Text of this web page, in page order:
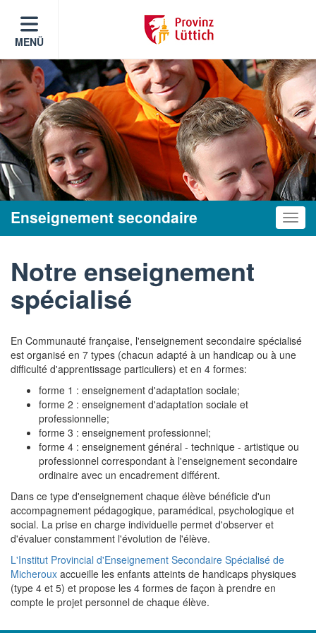
MENÜ
Enseignement secondaire
Notre enseignement
spécialisé
En Communauté française, l'enseignement secondaire spécialisé
est organisé en 7 types (chacun adapté à un handicap ou à une
difficulté d'apprentissage particuliers) et en 4 formes:
forme 1 : enseignement d'adaptation sociale;
forme 2 : enseignement d'adaptation sociale et
professionnelle;
forme 3 : enseignement professionnel;
forme 4 : enseignement général - technique - artistique ou
professionnel correspondant à l'enseignement secondaire
ordinaire avec un encadrement différent.
Dans ce type d'enseignement chaque élève bénéficie d'un
accompagnement pédagogique, paramédical, psychologique et
social. La prise en charge individuelle permet d'observer et
d'évaluer constamment l'évolution de l'élève.
L'Institut Provincial d'Enseignement Secondaire Spécialisé de
Micheroux accueille les enfants atteints de handicaps physiques
(type 4 et 5) et propose les 4 formes de façon à prendre en
compte le projet personnel de chaque élève.